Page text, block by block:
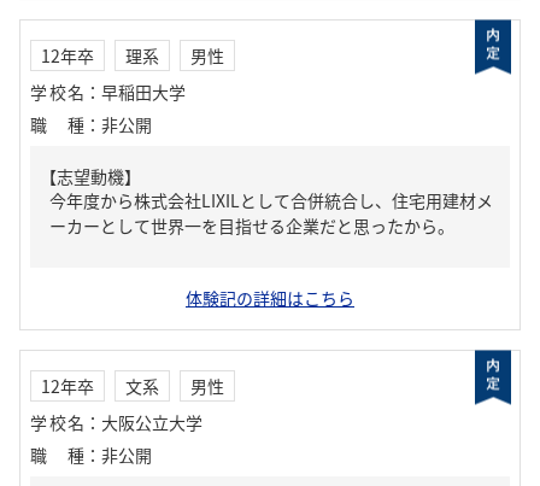
12年卒 理系
男性
学校名 ： 早稲田大学
職種 ： 非公開
【志望動機】
今年度から株式会社LIXILとして合併統合し、住宅用建材メ
ーカーとして世界一を目指せる企業だと思ったから。
体験記の詳細はこちら
12年卒 文系
男性
学校名 ： 大阪公立大学
職種 ： 非公開